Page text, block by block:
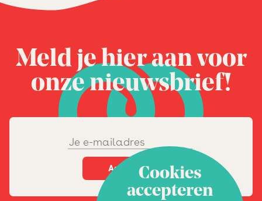
Meld je hier aan voor
onze nieuwsbrief!
Cookies
accepteren